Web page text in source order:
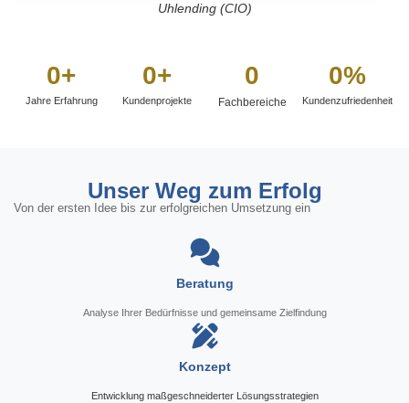
Uhlending (CIO)
Jahre Erfahrung
0+
Kundenprojekte
0+
Fachbereiche
0
Kundenzufriedenheit
0%
Unser Weg zum Erfolg
Von der ersten Idee bis zur erfolgreichen Umsetzung ein
Beratung
Analyse Ihrer Bedürfnisse und gemeinsame Zielfindung
Konzept
Entwicklung maßgeschneiderter Lösungsstrategien